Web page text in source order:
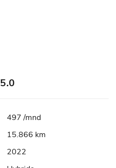
5.0
497 /mnd
15.866 km
2022